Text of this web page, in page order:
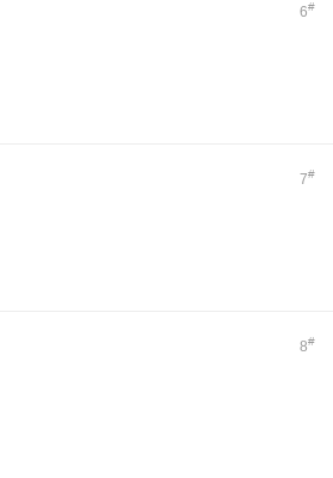
6#
7#
8#